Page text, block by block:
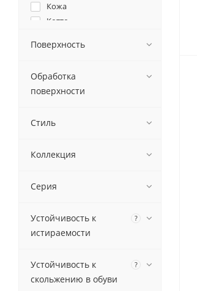
Кожа
Котто
Майолика
Моноколор
Мрамор
Оникс
Пейзаж
Соль-перец
Флора
Эффект изразца
Эффект кисти
Поверхность
Обработка
поверхности
Стиль
Коллекция
Серия
Устойчивость к
истираемости
?
Устойчивость к
скольжению в обуви
?